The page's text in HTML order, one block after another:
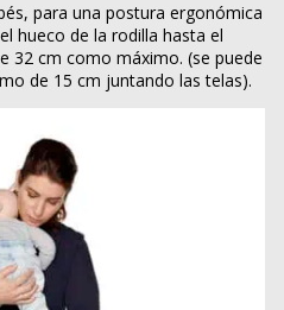
para una postura ergonómica
hueco de la rodilla hasta el
32 cm como máximo. (se puede
de 15 cm juntando las telas).